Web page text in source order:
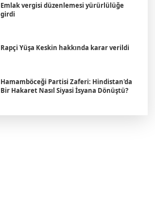
Emlak vergisi düzenlemesi yürürlülüğe
girdi
Rapçi Yüşa Keskin hakkında karar verildi
Hamamböceği Partisi Zaferi: Hindistan'da
Bir Hakaret Nasıl Siyasi İsyana Dönüştü?